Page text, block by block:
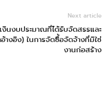
Next article
งินงบประมาณที่ได้รับจัดสรรและ
อ้างอิง) ในการจัดซื้อจัดจ้างที่มิใช่
งานก่อสร้าง